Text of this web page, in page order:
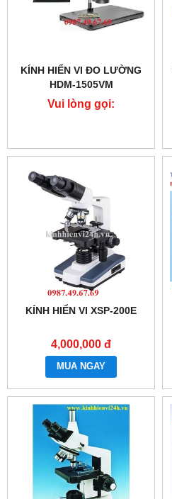
KÍNH HIỂN VI ĐO LƯỜNG
HDM-1505VM
Vui lòng gọi:
KÍNH HIỂN VI XSP-200E
4,000,000 đ
MUA NGAY